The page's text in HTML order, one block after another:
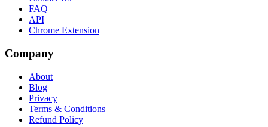
FAQ
API
Chrome Extension
Company
About
Blog
Privacy
Terms & Conditions
Refund Policy